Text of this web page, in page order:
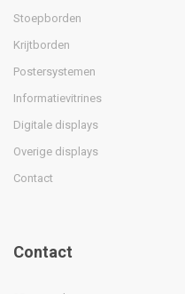
Stoepborden
Krijtborden
Postersystemen
Informatievitrines
Digitale displays
Overige displays
Contact
Contact